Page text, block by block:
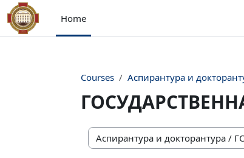
Skip to main content
Home
Courses Аспирантура и
Course categories